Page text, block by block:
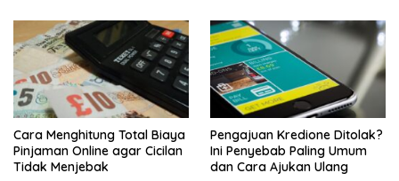
Cara Menghitung Total Biaya
Pinjaman Online agar Cicilan
Tidak Menjebak
Pengajuan Kredione Ditolak?
Ini Penyebab Paling Umum
dan Cara Ajukan Ulang